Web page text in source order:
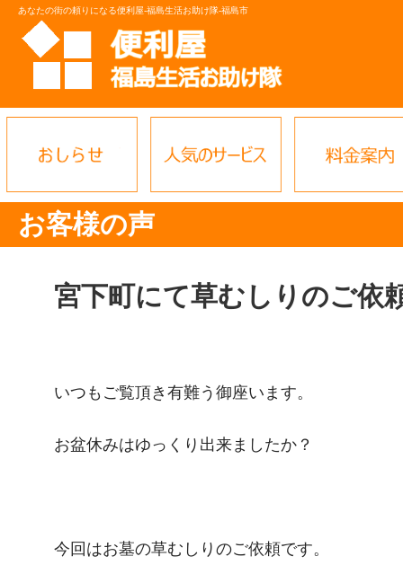
あなたの街の頼りになる便利屋-福島生活お助け隊-福島市
お客様の声
宮下町にて草むしりのご依
いつもご覧頂き有難う御座います。
お盆休みはゆっくり出来ましたか？
今回はお墓の草むしりのご依頼です。